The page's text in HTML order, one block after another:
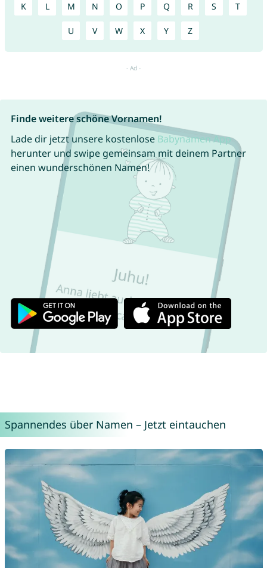
K L M N O P Q R S T
U V W X Y Z
Finde weitere schöne Vornamen!
Lade dir jetzt unsere kostenlose Babynamen App
herunter und swipe gemeinsam mit deinem Partner
einen wunderschönen Namen!
Spannendes über Namen – Jetzt eintauchen